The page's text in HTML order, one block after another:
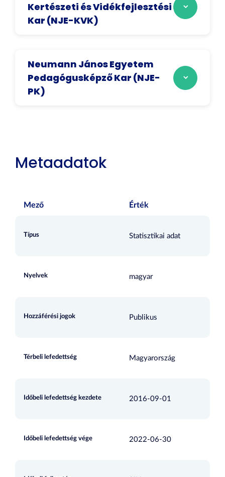
Kertészeti és Vidékfejlesztési
Kar (NJE-KVK)
Neumann János Egyetem
Pedagógusképző Kar (NJE-
PK)
Metaadatok
Mező Érték
Típus Statisztikai adat
Nyelvek magyar
Hozzáférési jogok Publikus
Térbeli lefedettség Magyarország
Időbeli lefedettség kezdete 2016-09-01
Időbeli lefedettség vége 2022-06-30